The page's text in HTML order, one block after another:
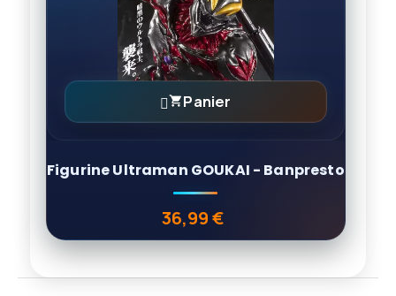
Panier
Figurine Ultraman GOUKAI - Banpresto
Prix
36,99 €